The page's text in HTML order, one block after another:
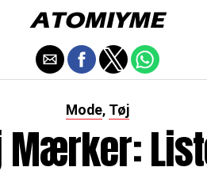
Mode, Tøj
Mærker: